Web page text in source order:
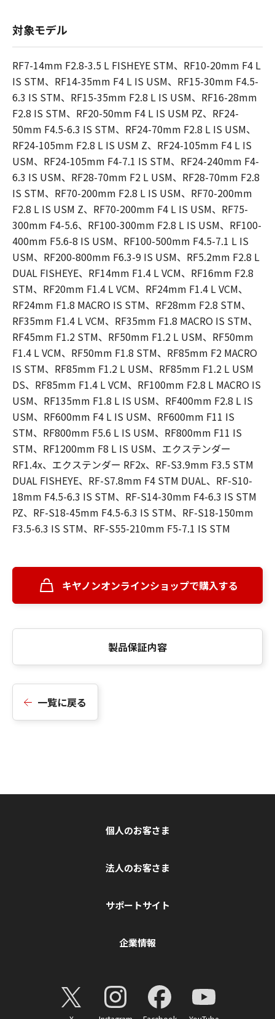
対象モデル
RF7-14mm F2.8-3.5 L FISHEYE STM、RF10-20mm F4 L
IS STM、RF14-35mm F4 L IS USM、RF15-30mm F4.5-
6.3 IS STM、RF15-35mm F2.8 L IS USM、RF16-28mm
F2.8 IS STM、RF20-50mm F4 L IS USM PZ、RF24-
50mm F4.5-6.3 IS STM、RF24-70mm F2.8 L IS USM、
RF24-105mm F2.8 L IS USM Z、RF24-105mm F4 L IS
USM、RF24-105mm F4-7.1 IS STM、RF24-240mm F4-
6.3 IS USM、RF28-70mm F2 L USM、RF28-70mm F2.8
IS STM、RF70-200mm F2.8 L IS USM、RF70-200mm
F2.8 L IS USM Z、RF70-200mm F4 L IS USM、RF75-
300mm F4-5.6、RF100-300mm F2.8 L IS USM、RF100-
400mm F5.6-8 IS USM、RF100-500mm F4.5-7.1 L IS
USM、RF200-800mm F6.3-9 IS USM、RF5.2mm F2.8 L
DUAL FISHEYE、RF14mm F1.4 L VCM、RF16mm F2.8
STM、RF20mm F1.4 L VCM、RF24mm F1.4 L VCM、
RF24mm F1.8 MACRO IS STM、RF28mm F2.8 STM、
RF35mm F1.4 L VCM、RF35mm F1.8 MACRO IS STM、
RF45mm F1.2 STM、RF50mm F1.2 L USM、RF50mm
F1.4 L VCM、RF50mm F1.8 STM、RF85mm F2 MACRO
IS STM、RF85mm F1.2 L USM、RF85mm F1.2 L USM
DS、RF85mm F1.4 L VCM、RF100mm F2.8 L MACRO IS
USM、RF135mm F1.8 L IS USM、RF400mm F2.8 L IS
USM、RF600mm F4 L IS USM、RF600mm F11 IS
STM、RF800mm F5.6 L IS USM、RF800mm F11 IS
STM、RF1200mm F8 L IS USM、エクステンダー
RF1.4x、エクステンダー RF2x、RF-S3.9mm F3.5 STM
DUAL FISHEYE、RF-S7.8mm F4 STM DUAL、RF-S10-
18mm F4.5-6.3 IS STM、RF-S14-30mm F4-6.3 IS STM
PZ、RF-S18-45mm F4.5-6.3 IS STM、RF-S18-150mm
F3.5-6.3 IS STM、RF-S55-210mm F5-7.1 IS STM
キヤノンオンラインショップで購入する
製品保証内容
一覧に戻る
個人のお客さま
法人のお客さま
サポートサイト
企業情報